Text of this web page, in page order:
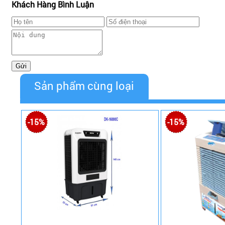
Khách Hàng Bình Luận
Sản phẩm cùng loại
-15% -15%